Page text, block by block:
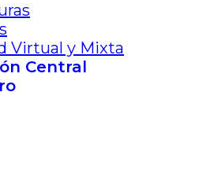
Virtual y Mixta
Central